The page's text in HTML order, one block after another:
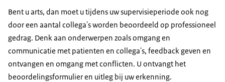
Bent u arts, dan moet u tijdens uw supervisieperiode ook nog
door een aantal collega's worden beoordeeld op professioneel
gedrag. Denk aan onderwerpen zoals omgang en
communicatie met patienten en collega's, feedback geven en
ontvangen en omgang met conflicten. U ontvangt het
beoordelingsformulier en uitleg bij uw erkenning.